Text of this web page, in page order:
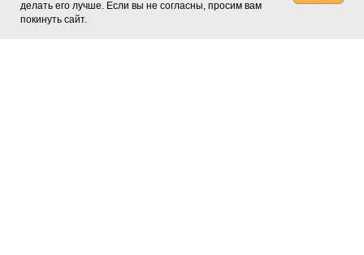
делать его лучше. Если вы не согласны, просим вам
покинуть сайт.